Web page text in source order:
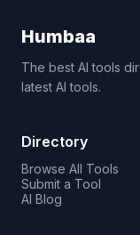
Humbaa
The best AI tools
latest AI tools.
Directory
Browse All Tools
Submit a Tool
AI Blog